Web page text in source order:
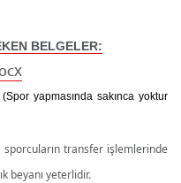
BELGELER:
(Spor yapmasında sakınca yoktur
transfer işlemlerinde
beyanı yeterlidir.